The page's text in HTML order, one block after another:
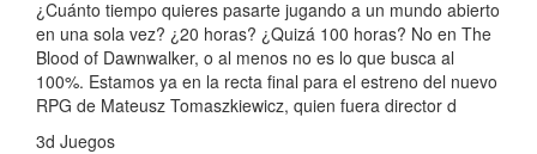
¿Cuánto tiempo quieres pasarte jugando a un mundo abierto
en una sola vez? ¿20 horas? ¿Quizá 100 horas? No en The
Blood of Dawnwalker, o al menos no es lo que busca al
100%. Estamos ya en la recta final para el estreno del nuevo
RPG de Mateusz Tomaszkiewicz, quien fuera director d
3d Juegos